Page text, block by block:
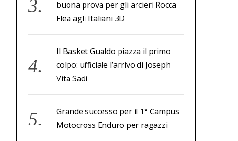
buona prova per gli arcieri Rocca
Flea agli Italiani 3D
Il Basket Gualdo piazza il primo
colpo: ufficiale l’arrivo di Joseph
Vita Sadi
Grande successo per il 1° Campus
Motocross Enduro per ragazzi